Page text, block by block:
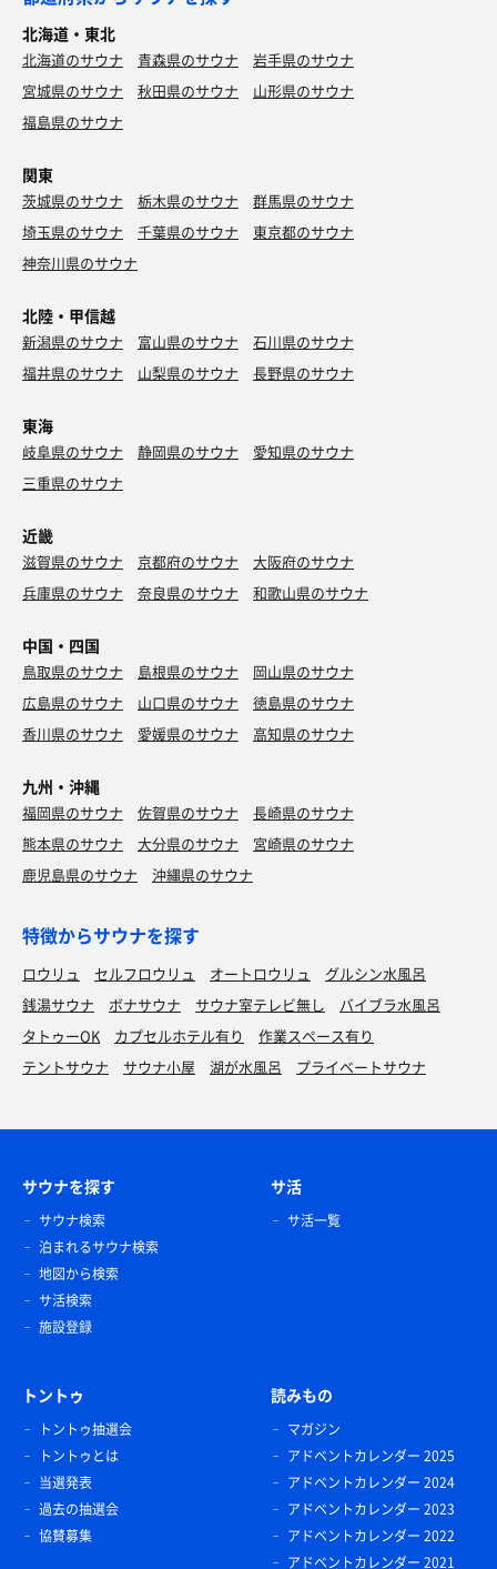
北海道・東北
北海道のサウナ 青森県のサウナ
岩手県のサウナ
宮城県のサウナ
秋田県のサウナ
山形県のサウナ
福島県のサウナ
関東
茨城県のサウナ 栃木県のサウナ
群馬県のサウナ
埼玉県のサウナ
千葉県のサウナ
東京都のサウナ
神奈川県のサウナ
北陸・甲信越
新潟県のサウナ 富山県のサウナ
石川県のサウナ
福井県のサウナ
山梨県のサウナ 長野県のサウナ
東海
岐阜県のサウナ 静岡県のサウナ
愛知県のサウナ
三重県のサウナ
近畿
滋賀県のサウナ 京都府のサウナ
大阪府のサウナ
兵庫県のサウナ
奈良県のサウナ 和歌山県のサウナ
中国・四国
鳥取県のサウナ 島根県のサウナ
岡山県のサウナ
広島県のサウナ
山口県のサウナ
徳島県のサウナ
香川県のサウナ
愛媛県のサウナ 高知県のサウナ
九州・沖縄
福岡県のサウナ 佐賀県のサウナ
長崎県のサウナ
熊本県のサウナ
大分県のサウナ
宮崎県のサウナ
鹿児島県のサウナ
沖縄県のサウナ
特徴からサウナを探す
ロウリュ セルフロウリュ オートロウリュ
グルシン水風呂
銭湯サウナ
ボナサウナ サウナ室テレビ無し
バイブラ水風呂
タトゥーOK
カプセルホテル有り
作業スペース有り
テントサウナ
サウナ小屋 湖が水風呂 プライベートサウナ
サウナを探す
サウナ検索
泊まれるサウナ検索
地図から検索
サ活検索
施設登録
サ活
サ活一覧
トントゥ
トントゥ抽選会
トントゥとは
当選発表
過去の抽選会
協賛募集
読みもの
マガジン
アドベントカレンダー 2025
アドベントカレンダー 2024
アドベントカレンダー 2023
アドベントカレンダー 2022
アドベントカレンダー 2021